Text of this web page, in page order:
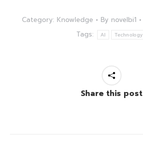
Category: Knowledge By novelbi1
Tags:
AI Technology
Share this post